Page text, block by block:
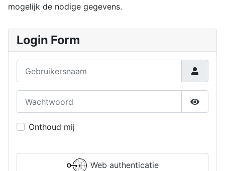
Login Form
Toon
Onthoud mij
Web authenticatie
mogelijk de nodige gegevens.